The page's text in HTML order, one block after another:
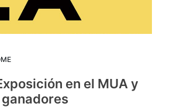
en el MUA y